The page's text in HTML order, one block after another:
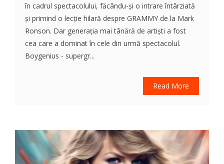
în cadrul spectacolului, făcându-și o intrare întârziată
și primind o lecție hilară despre GRAMMY de la Mark
Ronson. Dar generația mai tânără de artiști a fost
cea care a dominat în cele din urmă spectacolul.
Boygenius - supergr...
Read More